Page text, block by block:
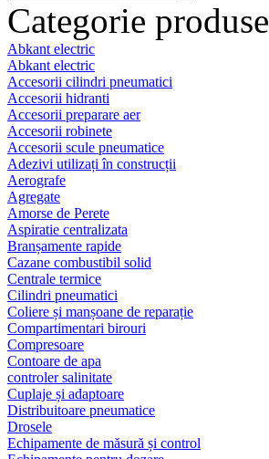
Categorie produse
Abkant electric
Abkant electric
Accesorii cilindri pneumatici
Accesorii hidranti
Accesorii preparare aer
Accesorii robinete
Accesorii scule pneumatice
Adezivi utilizați în construcții
Aerografe
Agregate
Amorse de Perete
Aspiratie centralizata
Branșamente rapide
Cazane combustibil solid
Centrale termice
Cilindri pneumatici
Coliere și manșoane de reparație
Compartimentari birouri
Compresoare
Contoare de apa
controler salinitate
Cuplaje și adaptoare
Distribuitoare pneumatice
Drosele
Echipamente de măsură și control